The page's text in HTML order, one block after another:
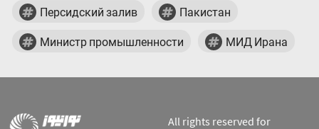
Персидский залив Пакистан
Министр промышленности МИД Ирана
All rights reserved for